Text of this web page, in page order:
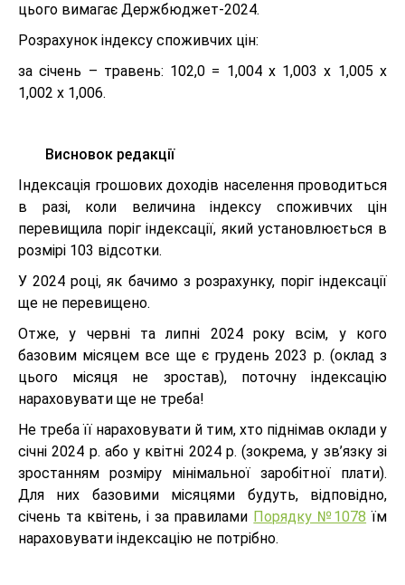
цього вимагає Держбюджет-2024.
Розрахунок індексу споживчих цін:
за січень – травень: 102,0 = 1,004 х 1,003 х 1,005 х
1,002 х 1,006.
Висновок редакції
Індексація грошових доходів населення проводиться
в разі, коли величина індексу споживчих цін
перевищила поріг індексації, який установлюється в
розмірі 103 відсотки.
У 2024 році, як бачимо з розрахунку, поріг індексації
ще не перевищено.
Отже, у червні та липні 2024 року всім, у кого
базовим місяцем все ще є грудень 2023 р. (оклад з
цього місяця не зростав), поточну індексацію
нараховувати ще не треба!
Не треба її нараховувати й тим, хто піднімав оклади у
січні 2024 р. або у квітні 2024 р. (зокрема, у зв’язку зі
зростанням розміру мінімальної заробітної плати).
Для них базовими місяцями будуть, відповідно,
січень та квітень, і за правилами Порядку №1078 їм
нараховувати індексацію не потрібно.